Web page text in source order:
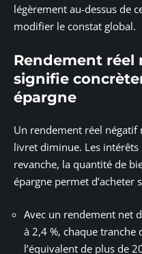
légèrement au-dessus de
modifier le constat global.
Rendement réel
signifie
épargne
Un rendement réel négatif
livret diminue. Les intérêts
revanche, la quantité de
épargne permet d’acheter
Avec un rendement net
à 2,4 %, chaque tranche
l’équivalent de plus de